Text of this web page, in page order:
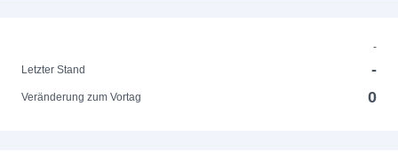
-
Letzter Stand
-
Veränderung zum Vortag 0